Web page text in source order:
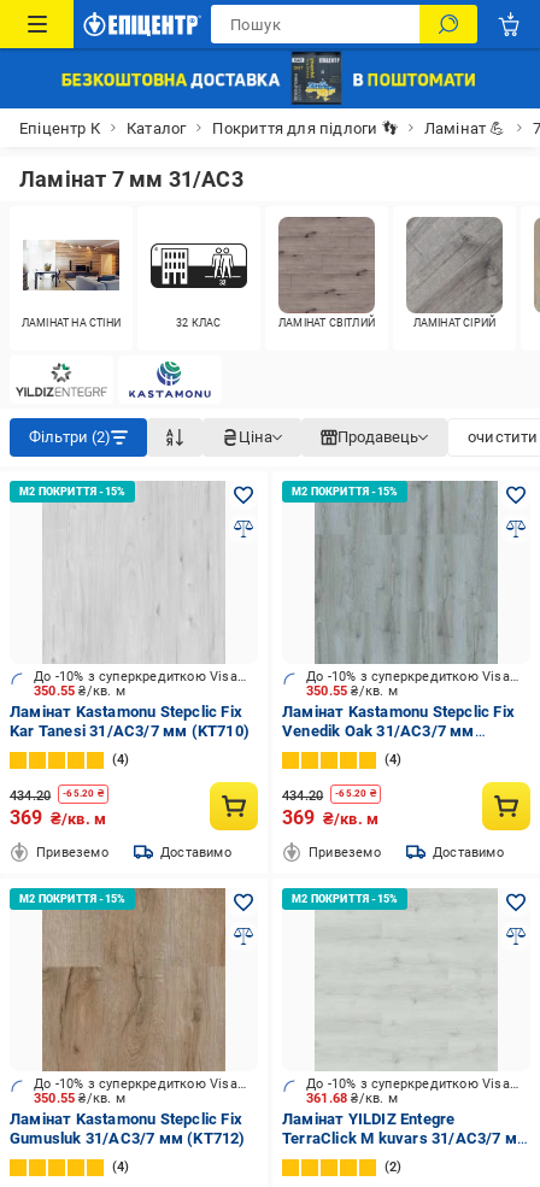
Епіцентр К Каталог Покриття для підлоги 👣 Ламінат 💪
Ламінат 7 мм 31/AC3
ЛАМІНАТ НА СТІНИ 32 КЛАС ЛАМІНАТ СВІТЛИЙ ЛАМІНАТ СІРИЙ
Фільтри (2) Ціна Продавець очистити
350.55₴/кв. м
До -10% з суперкредиткою Visa Вигода
Ламінат Kastamonu Stepclic Fix
Kar Tanesi 31/AC3/7 мм (KT710)
4
434.20 -65.20 ₴
369 ₴/кв. м
Привеземо Доставимо
350.55₴/кв. м
До -10% з суперкредиткою Visa Вигода
Ламінат Kastamonu Stepclic Fix
Venedik Oak 31/AC3/7 мм
(KT713)
4
434.20 -65.20 ₴
369 ₴/кв. м
Привеземо Доставимо
350.55₴/кв. м
До -10% з суперкредиткою Visa Вигода
Ламінат Kastamonu Stepclic Fix
Gumusluk 31/AC3/7 мм (KT712)
4
361.68₴/кв. м
До -10% з суперкредиткою Visa Вигода
Ламінат YILDIZ Entegre
TerraClick М kuvars 31/AC3/7 мм
(SF-64B)
2